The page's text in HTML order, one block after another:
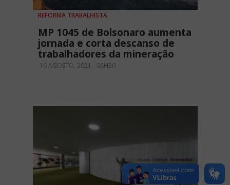
REFORMA TRABALHISTA
MP 1045 de Bolsonaro aumenta
jornada e corta descanso de
trabalhadores da mineração
16 AGOSTO, 2021 - 08H30